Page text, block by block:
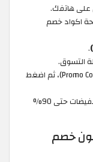
على هاتفك.
اكواد خصم
.
التسوق.
أدخل الكوبون في خانة "كود الخصم" (Promo Code)، ثم اضغط
أكمل عملية الدفع، واستمتع بأقوى التخفيضات حتى 90%
خصم